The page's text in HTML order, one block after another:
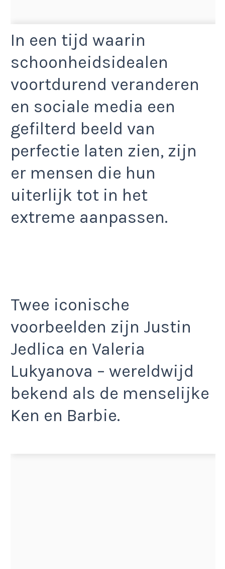
In een tijd waarin
schoonheidsidealen
voortdurend veranderen
en sociale media een
gefilterd beeld van
perfectie laten zien, zijn
er mensen die hun
uiterlijk tot in het
extreme aanpassen.
Twee iconische
voorbeelden zijn Justin
Jedlica en Valeria
Lukyanova – wereldwijd
bekend als de menselijke
Ken en Barbie.